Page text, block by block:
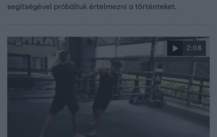
segítségével próbáltuk értelmezni a történteket.
2:08